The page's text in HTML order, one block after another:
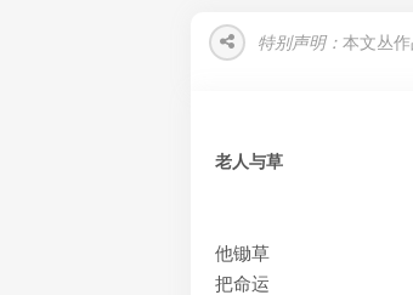
特别声明： 本文丛
老人与草
他锄草
把命运